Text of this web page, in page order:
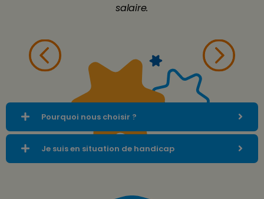
salaire.
Pourquoi nous choisir ?
Je suis en situation de handicap